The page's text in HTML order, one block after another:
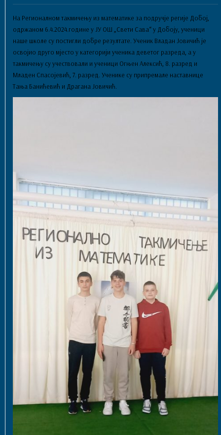
На Регионалном такмичењу из математике за подручје регије Добој,
одржаном 6.4.2024.године у ЈУ ОШ „Свети Сава“ у Добоју, ученици
наше школе су постигли добре резултате. Ученик Владан Јовичић је
освојио друго мјесто у категорији ученика деветог разреда, а у
такмичењу су учествовали и ученици Огњен Алексић, 8. разред и
Младен Спасојевић, 7. разред. Ученике су припремале наставнице
Тања Банићевић и Драгана Јовичић.